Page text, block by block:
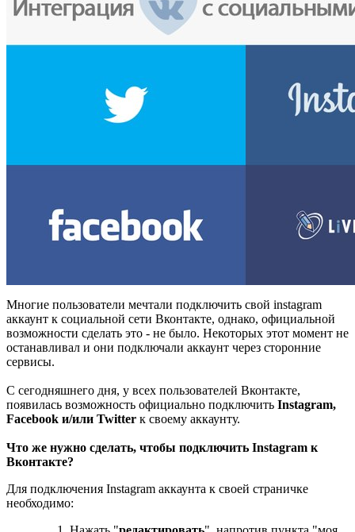
Многие пользователи мечтали подключить свой instagram
аккаунт к социальной сети Вконтакте, однако, официальной
возможности сделать это - не было. Некоторых этот момент не
останавливал и они подключали аккаунт через сторонние
сервисы.
С сегодняшнего дня, у всех пользователей Вконтакте,
появилась возможность официально подключить Instagram,
Facebook и/или Twitter к своему аккаунту.
Что же нужно сделать, чтобы подключить Instagram к
Вконтакте?
Для подключения Instagram аккаунта к своей страничке
необходимо: